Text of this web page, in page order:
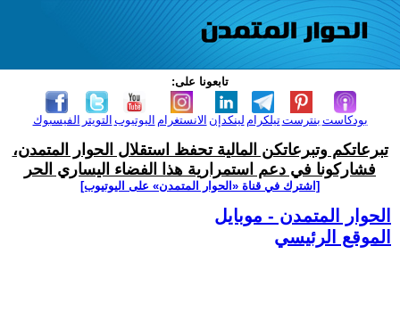
تابعونا على:
الفيسبوك التويتر اليوتيوب الانستغرام لينكدإن تيلكرامبنترست بودكاست
تبرعاتكم وتبرعاتكن المالية تحفظ استقلال الحوار المتمدن،
فشاركونا في دعم استمرارية هذا الفضاء اليساري الحر
[اشترك في قناة ‫«الحوار المتمدن» على اليوتيوب]
الحوار المتمدن - موبايل
الموقع الرئيسي